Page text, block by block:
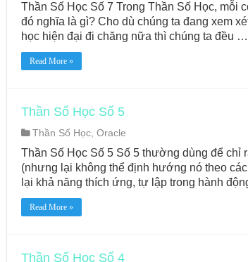
Thần Số Học Số 7 Trong Thần Số Học, mỗi
đó nghĩa là gì? Cho dù chúng ta đang xem
học hiện đại đi chăng nữa thì chúng ta đều …
Read More »
Thần Số Học Số 5
Thần Số Học, Oracle
Thần Số Học Số 5 Số 5 thường dùng để
(nhưng lại không thể định hướng nó theo
lại khả năng thích ứng, tự lập trong hành
Read More »
Thần Số Học Số 4